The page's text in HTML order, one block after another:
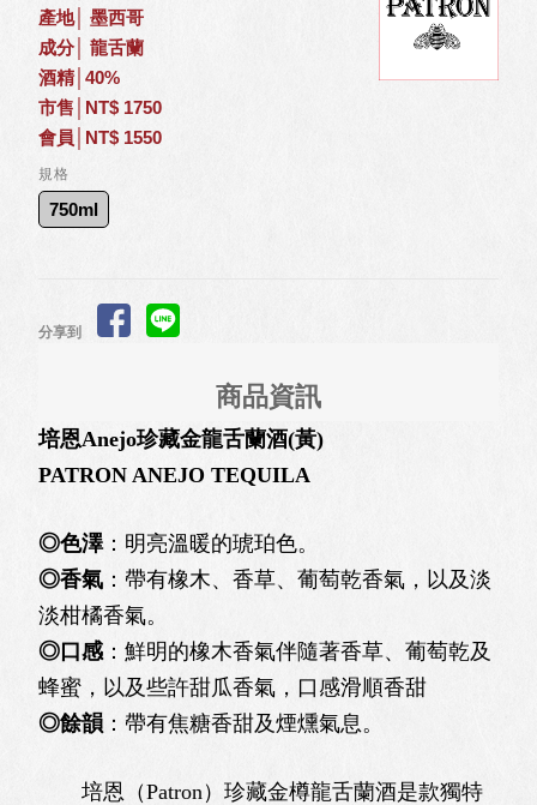
產地│ 墨西哥
成分│ 龍舌蘭
酒精│40%
市售│NT$ 1750
會員│NT$ 1550
規格
750ml
分享到
商品資訊
培恩Anejo珍藏金龍舌蘭酒(黃)
PATRON ANEJO TEQUILA
◎色澤：明亮溫暖的琥珀色。
◎香氣 ：帶有橡木、香草、葡萄乾香氣，以及淡
淡柑橘香氣。
◎口感 ：鮮明的橡木香氣伴隨著香草、葡萄乾及
蜂蜜，以及些許甜瓜香氣，口感滑順香甜
◎餘韻 ：帶有焦糖香甜及煙燻氣息。
培恩（Patron）珍藏金樽龍舌蘭酒是款獨特